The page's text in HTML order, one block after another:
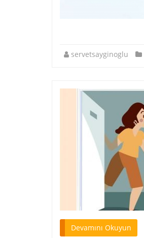
servetsayginoglu
Devamını Okuyun